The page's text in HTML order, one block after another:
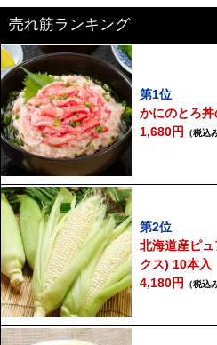
売れ筋ランキング
第1位
かにのとろ
1,680円
（税込
第2位
北海道産ピ
クス) 10本入
4,180円
（税込